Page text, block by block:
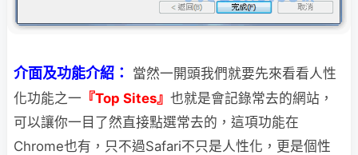
介面及功能介紹：
當然一開頭我們就要先來看看人性
化功能之一 『Top Sites』 也就是會記錄常去的網站，
可以讓你一目了然直接點選常去的，這項功能在
Chrome也有，只不過Safari不只是人性化，更是個性